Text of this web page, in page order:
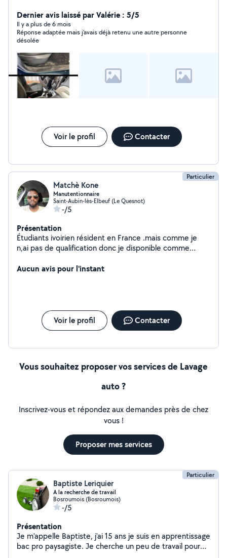
Dernier avis laissé par Valérie : 5/5
Il y a plus de 6 mois
Réponse adaptée mais j'avais déjà retenu une autre personne
désolée
Voir le profil Contacter
Particulier
Matchè Kone
Manutentionnaire
Saint-Aubin-lès-Elbeuf (Le Quesnot)
-/5
Présentation
Étudiants ivoirien résident en France .mais comme je
n,ai pas de qualification donc je disponible comme
automobile ,peinture .
Aucun avis pour l'instant
Voir le profil Contacter
Vous souhaitez proposer vos services de Lavage
auto ?
Inscrivez-vous et répondez aux demandes près de chez
vous !
Proposer mes services
Particulier
Baptiste Leriquier
A la recherche de travail
Bosroumois (Bosroumois)
-/5
Présentation
Je m'appelle Baptiste, j'ai 15 ans je suis en apprentissage
bac pro paysagiste. Je cherche un peu de travail pour